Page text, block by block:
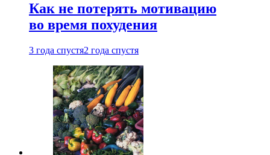
Как не потерять мотивацию
во время похудения
3 года спустя2 года спустя